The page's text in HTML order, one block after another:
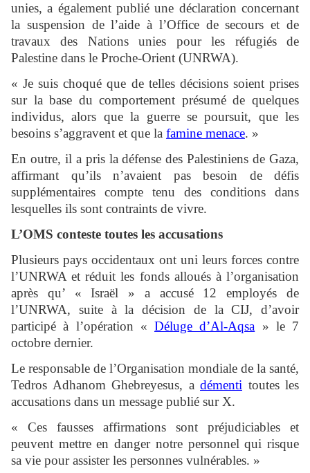
unies, a également publié une déclaration concernant
la suspension de l’aide à l’Office de secours et de
travaux des Nations unies pour les réfugiés de
Palestine dans le Proche-Orient (UNRWA).
« Je suis choqué que de telles décisions soient prises
sur la base du comportement présumé de quelques
individus, alors que la guerre se poursuit, que les
besoins s’aggravent et que la famine menace. »
En outre, il a pris la défense des Palestiniens de Gaza,
affirmant qu’ils n’avaient pas besoin de défis
supplémentaires compte tenu des conditions dans
lesquelles ils sont contraints de vivre.
L’OMS conteste toutes les accusations
Plusieurs pays occidentaux ont uni leurs forces contre
l’UNRWA et réduit les fonds alloués à l’organisation
après qu’ « Israël » a accusé 12 employés de
l’UNRWA, suite à la décision de la CIJ, d’avoir
participé à l’opération « Déluge d’Al-Aqsa » le 7
octobre dernier.
Le responsable de l’Organisation mondiale de la santé,
Tedros Adhanom Ghebreyesus, a démenti toutes les
accusations dans un message publié sur X.
« Ces fausses affirmations sont préjudiciables et
peuvent mettre en danger notre personnel qui risque
sa vie pour assister les personnes vulnérables. »